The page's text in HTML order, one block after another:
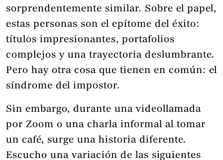
sorprendentemente similar. Sobre el papel,
estas personas son el epítome del éxito:
títulos impresionantes, portafolios
complejos y una trayectoria deslumbrante.
Pero hay otra cosa que tienen en común: el
síndrome del impostor.
Sin embargo, durante una videollamada
por Zoom o una charla informal al tomar
un café, surge una historia diferente.
Escucho una variación de las siguientes